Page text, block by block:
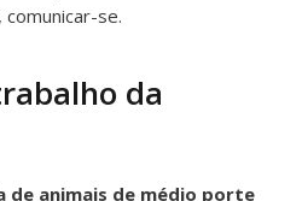
se.
da
de animais de médio porte